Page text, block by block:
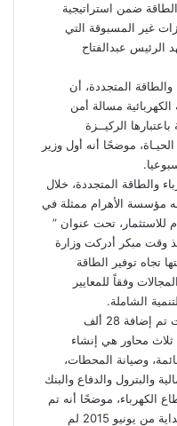
ضمن استراتيجية
غير المسبوقة التي
الرئيس عبدالفتاح
المتجددة، أن
مسالة أمن
الركيــزة
موضحًا أنه أول وزير
والطاقة المتجددة، خلال
مؤسسة الأهرام ممثلة في
للاستثمار، تحت عنوان ”
وقت مبكر أدركت وزارة
تجاه توفير الطاقة
وفقاً للمعايير
الشاملة.
وأوضح وزير الكهرباء أنه خلال 4 سنوات تم إضافة 28 ألف
محاور هي إنشاء
وصيانة المحطات،
والبترول والدفاع والبنك
الكهرباء، موضحًا أنه تم
إضافة 3636 ميجاوات في 8 شهور، وبداية من يونيو 2015 لم